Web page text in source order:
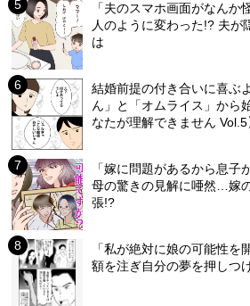
「夫のスマホ画面がなん
人のように変わった!? 夫が
は
結婚前提の付き合いに喜ぶ
ん」と「オムライス」から
なたが理解できません Vol.5
「嫁に問題があるから息子
母の驚きの見解に唖然…嫁
張!?
「私が絶対に娘の可能性
額を注ぎ自分の夢を押しつ